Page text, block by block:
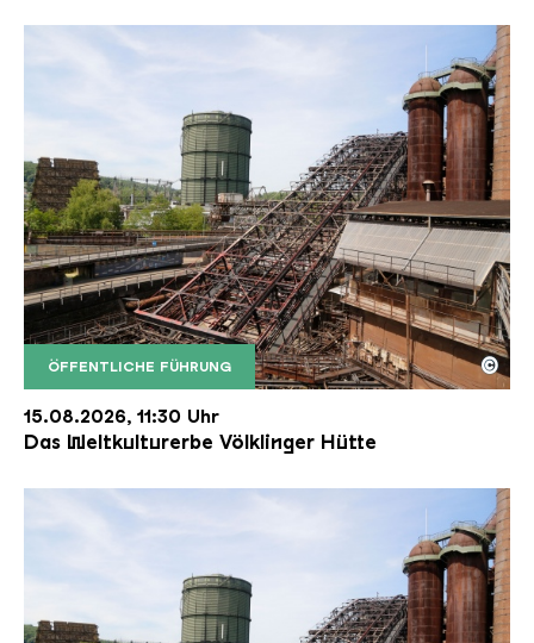
ÖFFENTLICHE FÜHRUNG
Der Erzschrägaufzug der Völklinger Hütte mit
Copyright: Weltkulturerbe Völklinger Hütte | Karl
©
15.08.2026, 11:30 Uhr
Das Weltkulturerbe Völklinger Hütte